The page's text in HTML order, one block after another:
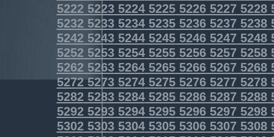
5222522352245225522652275228
5232523352345235523652375238
5242524352445245524652475248
5252525352545255525652575258
5262526352645265526652675268
5272527352745275527652775278
5282528352845285528652875288
5292529352945295529652975298
5302530353045305530653075308